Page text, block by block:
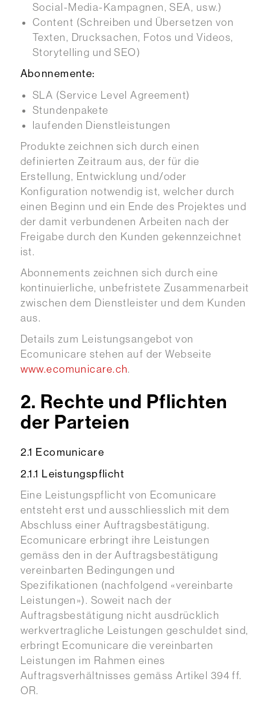
Social-Media-Kampagnen, SEA, usw.)
Content (Schreiben und Übersetzen von
Texten, Drucksachen, Fotos und Videos,
Storytelling und SEO)
Abonnemente:
SLA (Service Level Agreement)
Stundenpakete
laufenden Dienstleistungen
Produkte zeichnen sich durch einen
definierten Zeitraum aus, der für die
Erstellung, Entwicklung und/oder
Konfiguration notwendig ist, welcher durch
einen Beginn und ein Ende des Projektes und
der damit verbundenen Arbeiten nach der
Freigabe durch den Kunden gekennzeichnet
ist.
Abonnements zeichnen sich durch eine
kontinuierliche, unbefristete Zusammenarbeit
zwischen dem Dienstleister und dem Kunden
aus.
Details zum Leistungsangebot von
Ecomunicare stehen auf der Webseite
www.ecomunicare.ch.
2. Rechte und Pflichten
der Parteien
2.1 Ecomunicare
2.1.1 Leistungspflicht
Eine Leistungspflicht von Ecomunicare
entsteht erst und ausschliesslich mit dem
Abschluss einer Auftragsbestätigung.
Ecomunicare erbringt ihre Leistungen
gemäss den in der Auftragsbestätigung
vereinbarten Bedingungen und
Spezifikationen (nachfolgend «vereinbarte
Leistungen»). Soweit nach der
Auftragsbestätigung nicht ausdrücklich
werkvertragliche Leistungen geschuldet sind,
erbringt Ecomunicare die vereinbarten
Leistungen im Rahmen eines
Auftragsverhältnisses gemäss Artikel 394 ff.
OR.